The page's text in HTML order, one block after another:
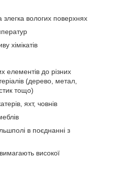
вологих поверхнях
хімікатів
елементів до різних
(дерево, метал,
тощо)
яхт, човнів
в поєднанні з
високої